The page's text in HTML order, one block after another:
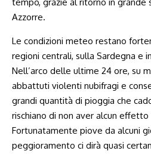
Le condizioni meteo restano
regioni centrali, sulla Sardegna e
Nell’arco delle ultime 24 ore, su
abbattuti violenti nubifragi e
grandi quantità di pioggia che
rischiano di non aver alcun
Fortunatamente piove da alcuni
peggioramento ci dirà quasi